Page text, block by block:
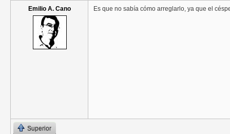
Emilio A. Cano Es que no sabía cómo arreglarlo, ya que el
Superior